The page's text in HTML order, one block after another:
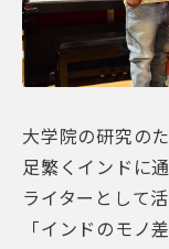
大学院の研究の
足繁くインドに
ライターとして
「インドのモノ